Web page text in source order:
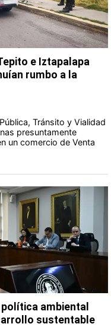
e Iztapalapa
rumbo a la
Tránsito y Vialidad
presuntamente
un comercio de Venta
ambiental
sustentable